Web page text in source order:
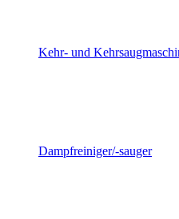
Kehr- und
Dampfreiniger/-sauger